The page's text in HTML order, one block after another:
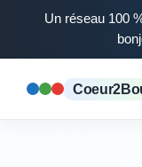
Un réseau 100